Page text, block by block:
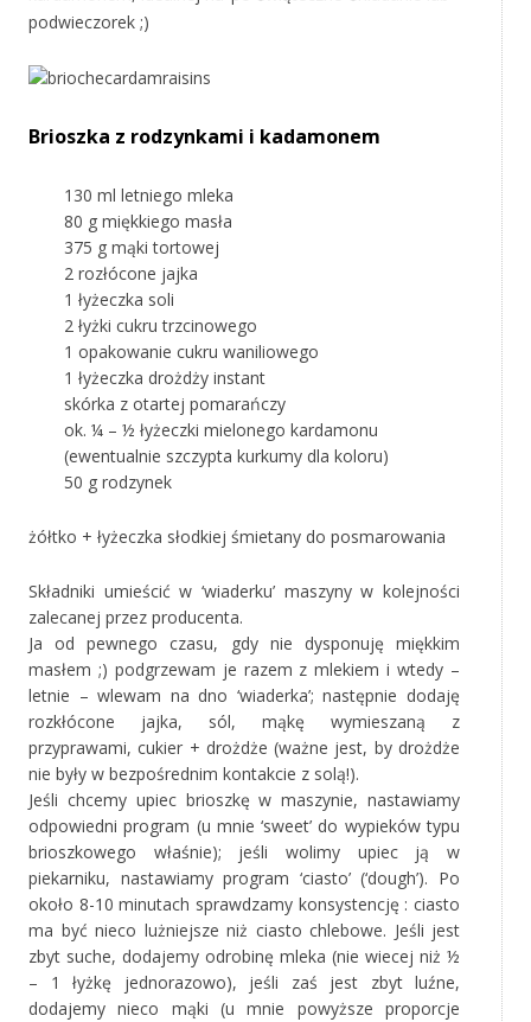
podwieczorek ;)
Brioszka z rodzynkami i kadamonem
130 ml letniego mleka
80 g miękkiego masła
375 g mąki tortowej
2 rozłócone jajka
1 łyżeczka soli
2 łyżki cukru trzcinowego
1 opakowanie cukru waniliowego
1 łyżeczka drożdży instant
skórka z otartej pomarańczy
ok. ¼ – ½ łyżeczki mielonego kardamonu
(ewentualnie szczypta kurkumy dla koloru)
50 g rodzynek
żółtko + łyżeczka słodkiej śmietany do posmarowania
Składniki umieścić w ‘wiaderku’ maszyny w kolejności
zalecanej przez producenta.
Ja od pewnego czasu, gdy nie dysponuję miękkim
masłem ;) podgrzewam je razem z mlekiem i wtedy –
letnie – wlewam na dno ‘wiaderka’; następnie dodaję
rozkłócone jajka, sól, mąkę wymieszaną z
przyprawami, cukier + drożdże (ważne jest, by drożdże
nie były w bezpośrednim kontakcie z solą!).
Jeśli chcemy upiec brioszkę w maszynie, nastawiamy
odpowiedni program (u mnie ‘sweet’ do wypieków typu
brioszkowego właśnie); jeśli wolimy upiec ją w
piekarniku, nastawiamy program ‘ciasto’ (‘dough’). Po
około 8-10 minutach sprawdzamy konsystencję : ciasto
ma być nieco lużniejsze niż ciasto chlebowe. Jeśli jest
zbyt suche, dodajemy odrobinę mleka (nie wiecej niż ½
– 1 łyżkę jednorazowo), jeśli zaś jest zbyt luźne,
dodajemy nieco mąki (u mnie powyższe proporcje